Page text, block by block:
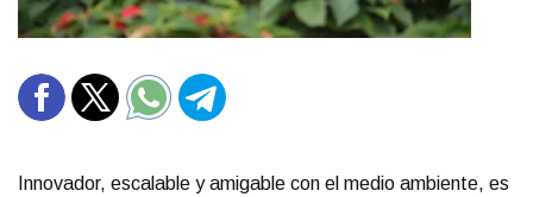
Innovador, escalable y amigable con el medio ambiente, es